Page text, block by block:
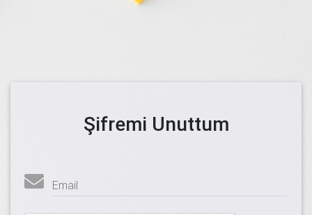
Şifremi Unuttum
Email